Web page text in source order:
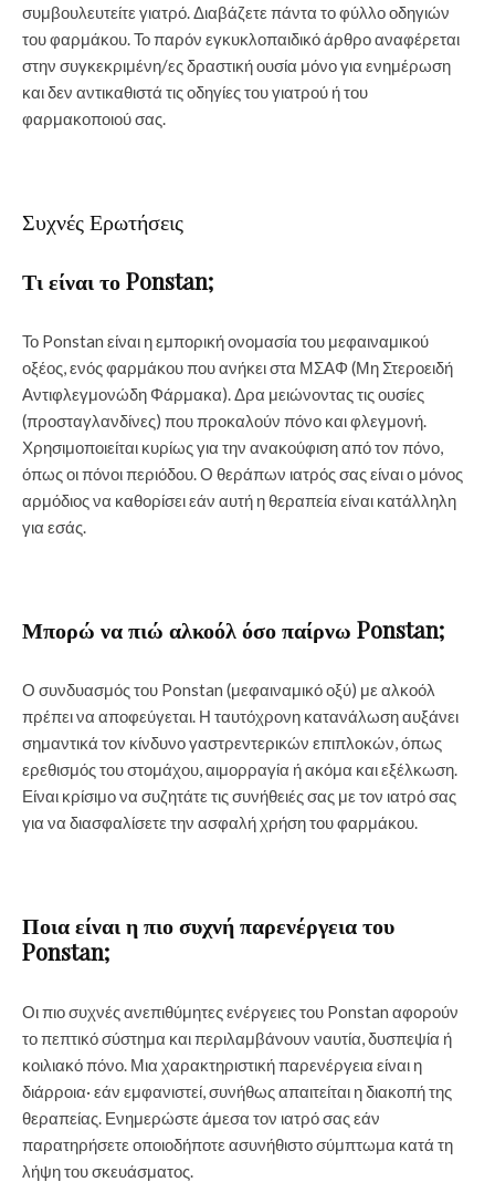
συμβουλευτείτε γιατρό. Διαβάζετε πάντα το φύλλο οδηγιών
του φαρμάκου. Το παρόν εγκυκλοπαιδικό άρθρο αναφέρεται
στην συγκεκριμένη/ες δραστική ουσία μόνο για ενημέρωση
και δεν αντικαθιστά τις οδηγίες του γιατρού ή του
φαρμακοποιού σας.
Συχνές Ερωτήσεις
Τι είναι το Ponstan;
Το Ponstan είναι η εμπορική ονομασία του μεφαιναμικού
οξέος, ενός φαρμάκου που ανήκει στα ΜΣΑΦ (Μη Στεροειδή
Αντιφλεγμονώδη Φάρμακα). Δρα μειώνοντας τις ουσίες
(προσταγλανδίνες) που προκαλούν πόνο και φλεγμονή.
Χρησιμοποιείται κυρίως για την ανακούφιση από τον πόνο,
όπως οι πόνοι περιόδου. Ο θεράπων ιατρός σας είναι ο μόνος
αρμόδιος να καθορίσει εάν αυτή η θεραπεία είναι κατάλληλη
για εσάς.
Μπορώ να πιώ αλκοόλ όσο παίρνω Ponstan;
Ο συνδυασμός του Ponstan (μεφαιναμικό οξύ) με αλκοόλ
πρέπει να αποφεύγεται. Η ταυτόχρονη κατανάλωση αυξάνει
σημαντικά τον κίνδυνο γαστρεντερικών επιπλοκών, όπως
ερεθισμός του στομάχου, αιμορραγία ή ακόμα και εξέλκωση.
Είναι κρίσιμο να συζητάτε τις συνήθειές σας με τον ιατρό σας
για να διασφαλίσετε την ασφαλή χρήση του φαρμάκου.
Ποια είναι η πιο συχνή παρενέργεια του
Ponstan;
Οι πιο συχνές ανεπιθύμητες ενέργειες του Ponstan αφορούν
το πεπτικό σύστημα και περιλαμβάνουν ναυτία, δυσπεψία ή
κοιλιακό πόνο. Μια χαρακτηριστική παρενέργεια είναι η
διάρροια· εάν εμφανιστεί, συνήθως απαιτείται η διακοπή της
θεραπείας. Ενημερώστε άμεσα τον ιατρό σας εάν
παρατηρήσετε οποιοδήποτε ασυνήθιστο σύμπτωμα κατά τη
λήψη του σκευάσματος.